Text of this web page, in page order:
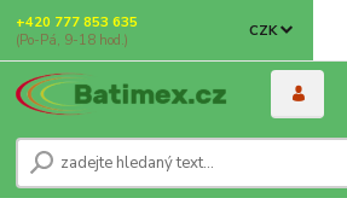
CZK
+420 777 853 635
(Po-Pá, 9-18 hod.)